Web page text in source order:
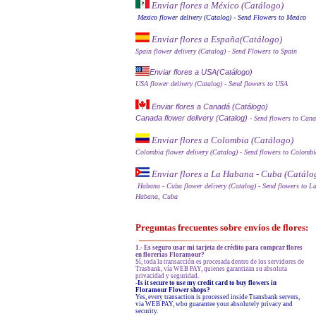
Enviar flores a México (Catálogo)
Mexico flower delivery (Catalog) - Send Flowers to Mexico
Enviar flores a España(Catálogo)
Spain flower delivery (Catalog) - Send Flowers to Spain
Enviar flores a USA(Catálogo)
USA flower delivery (Catalog) - Send flowers to USA
Enviar flores a Canadá (Catálogo)
Canada flower delivery (Catalog) - Send flowers to
Enviar flores a Colombia (Catálogo)
Colombia flower delivery (Catalog) - Send flowers to
Enviar flores a La Habana - Cuba
Habana - Cuba flower delivery (Catalog) - Send flowers to La
Habana, Cuba
Preguntas frecuentes sobre envíos de flores:
1.- Es seguro usar mi tarjeta de crédito para comprar flores
en florerías Floramour?
Sí, toda la transacción es procesada dentro de los servidores de
Trasbank, vía WEB PAY, quienes garantizan su absoluta
privacidad y seguridad.
-Is it secure to use my credit card to buy flowers in
Floramour Flower shops?
Yes, every transaction is processed inside Transbank servers,
via WEB PAY, who guarantee your absolutely privacy and
security.